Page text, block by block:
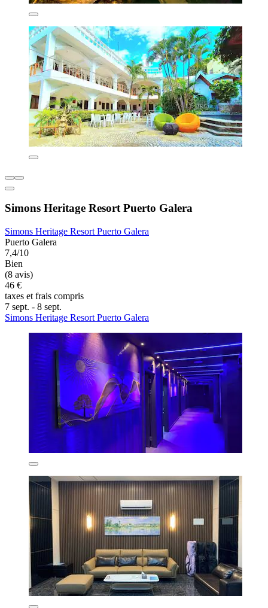
Simons Heritage Resort Puerto Galera
Simons Heritage Resort Puerto Galera
Puerto Galera
7,4/10
Bien
(8 avis)
46 €
taxes et frais compris
7 sept. - 8 sept.
Simons Heritage Resort Puerto Galera